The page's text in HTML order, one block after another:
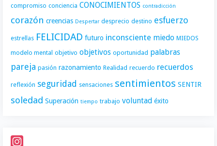
compromiso conciencia CONOCIMIENTOS contradicción
corazón creencias Despertar desprecio destino esfuerzo
estrellas FELICIDAD futuro inconsciente miedo MIEDOS
modelo mental objetivo objetivos oportunidad palabras
pareja pasión razonamiento Realidad recuerdo recuerdos
reflexión seguridad sensaciones sentimientos SENTIR
soledad Superación tiempo trabajo voluntad éxito